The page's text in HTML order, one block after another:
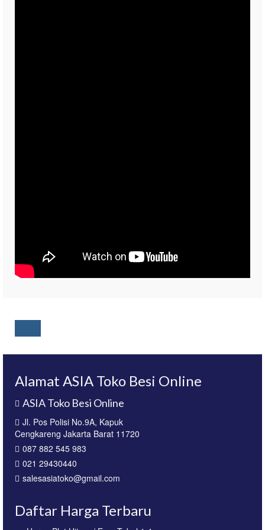
Alamat ASIA Toko Besi Online
ASIA Toko Besi Online
Jl. Pos Polisi No.9A, Kapuk
Cengkareng Jakarta Barat 11720
087 882 545 983
021 29430440
salesasiatoko@gmail.com
Daftar Harga Terbaru